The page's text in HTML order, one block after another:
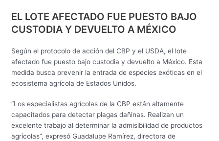
EL LOTE AFECTADO FUE PUESTO BAJO
CUSTODIA Y DEVUELTO A MÉXICO
Según el protocolo de acción del CBP y el USDA, el lote
afectado fue puesto bajo custodia y devuelto a México. Esta
medida busca prevenir la entrada de especies exóticas en el
ecosistema agrícola de Estados Unidos.
“Los especialistas agrícolas de la CBP están altamente
capacitados para detectar plagas dañinas. Realizan un
excelente trabajo al determinar la admisibilidad de productos
agrícolas”, expresó Guadalupe Ramírez, directora de